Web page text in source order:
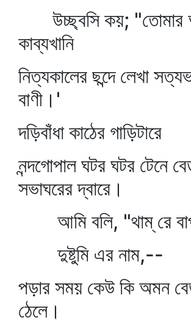
উচ্ছ্বসি কয়; "তোমার
কাব্যখানি
নিত্যকালের ছন্দে লেখা
বাণী।'
দড়িবাঁধা কাঠের গাড়িটারে
নন্দগোপাল ঘটর ঘটর টেনে
সভাঘরের দ্বারে।
আমি বলি, "থাম্‌ রে
দুষ্টুমি এর নাম,--
পড়ার সময় কেউ কি অমন
ঠেলে।